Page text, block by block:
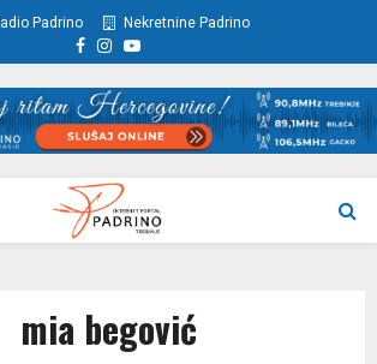
Padrino Nekretnine Padrino
Facebook
Instagram
Youtube
mia begović